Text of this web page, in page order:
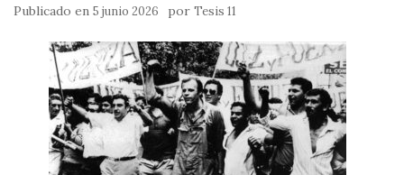
Publicado en 5 junio 2026 por Tesis 11